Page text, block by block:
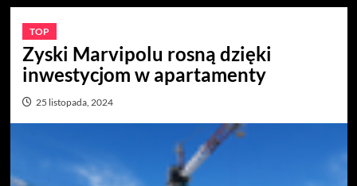
TOP
Zyski Marvipolu rosną dzięki
inwestycjom w apartamenty
25 listopada, 2024